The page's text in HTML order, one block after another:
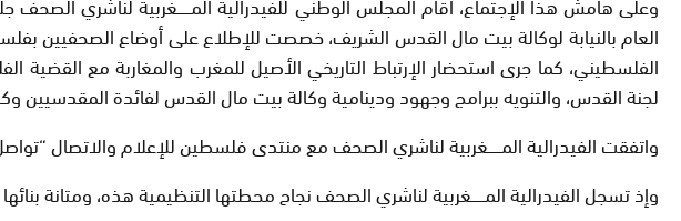
العام بالنيابة لوكالة بيت مال القدس الشريف، خصصت للإطلاع على أوضاع الصحفيين
الفلسطيني، كما جرى استحضار الإرتباط التاريخي الأصيل للمغرب والمغاربة مع
لجنة القدس، والتنويه ببرامج وجهود ودينامية وكالة بيت مال القدس لفائدة
واتفقت الفيدرالية المــــــغربية لناشري الصحف مع منتدى فلسطين للإعلام والاتصال
وإذ تسجل الفيدرالية المــــــغربية لناشري الصحف نجاح محطتها التنظيمية هذه، ومتانة